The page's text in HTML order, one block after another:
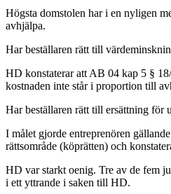
Högsta domstolen har i en nyligen
avhjälpa.
Har beställaren rätt till
HD konstaterar att AB 04 kap 5 §
kostnaden inte står i proportion till
Har beställaren rätt till ersättning för
I målet gjorde entreprenören
rättsområde (köprätten) och
HD var starkt oenig. Tre av de fem
i ett yttrande i saken till HD.